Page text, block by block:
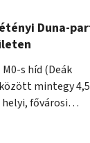
Duna-
s híd (Deák
mintegy 4,5
fővárosi